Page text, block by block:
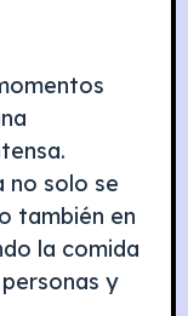
no solo se
también en
la comida
y